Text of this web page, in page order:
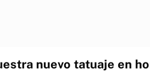
nuevo tatuaje en